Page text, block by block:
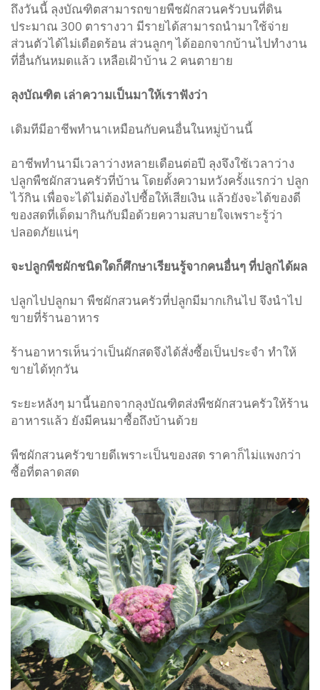
ถึงวันนี้ ลุงบัณฑิตสามารถขายพืชผักสวนครัวบนที่ดิน
ประมาณ 300 ตารางวา มีรายได้สามารถนำมาใช้จ่าย
ส่วนตัวได้ไม่เดือดร้อน ส่วนลูกๆ ได้ออกจากบ้านไปทำงาน
ที่อื่นกันหมดแล้ว เหลือเฝ้าบ้าน2 คนตายาย
ลุงบัณฑิต เล่าความเป็นมาให้เราฟังว่า
เดิมทีมีอาชีพทำนาเหมือนกับคนอื่นในหมู่บ้านนี้
อาชีพทำนามีเวลาว่างหลายเดือนต่อปี ลุงจึงใช้เวลาว่าง
ปลูกพืชผักสวนครัวที่บ้าน โดยตั้งความหวังครั้งแรกว่า ปลูก
ไว้กิน เพื่อจะได้ไม่ต้องไปซื้อให้เสียเงิน แล้วยังจะได้ของดี
ของสดที่เด็ดมากินกับมือด้วยความสบายใจเพราะรู้ว่า
ปลอดภัยแน่ๆ
จะปลูกพืชผักชนิดใดก็ศึกษาเรียนรู้จากคนอื่นๆที่ปลูกได้ผล
ปลูกไปปลูกมา พืชผักสวนครัวที่ปลูกมีมากเกินไป จึงนำไป
ขายที่ร้านอาหาร
ร้านอาหารเห็นว่าเป็นผักสดจึงได้สั่งซื้อเป็นประจำ ทำให้
ขายได้ทุกวัน
ระยะหลังๆ มานี้นอกจากลุงบัณฑิตส่งพืชผักสวนครัวให้ร้าน
อาหารแล้ว ยังมีคนมาซื้อถึงบ้านด้วย
พืชผักสวนครัวขายดีเพราะเป็นของสด ราคาก็ไม่แพงกว่า
ซื้อที่ตลาดสด